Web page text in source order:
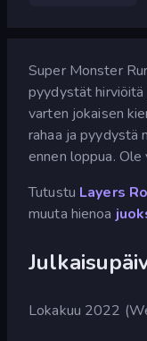
Super Monster
pyydystät
varten jokaisen
rahaa ja pyydystä
ennen loppua. Ole
Tutustu Layers
muuta hienoa
Lokakuu 2022